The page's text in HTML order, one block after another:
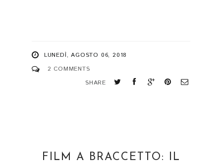
LUNEDÌ, AGOSTO 06, 2018
2 COMMENTS
SHARE
FILM A BRACCETTO: IL